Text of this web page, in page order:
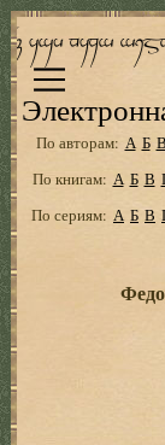
По авторам: А Б В
По книгам: А Б В
По сериям: А Б В